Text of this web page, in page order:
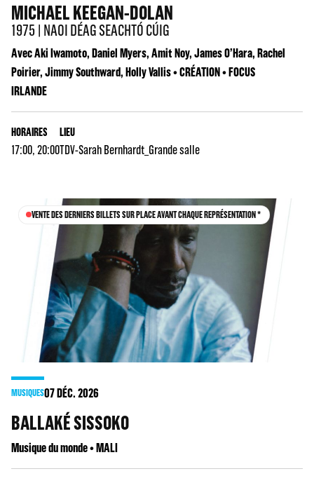
MICHAEL KEEGAN-DOLAN
1975 | NAOI DÉAG SEACHTÓ CÚIG
Avec Aki Iwamoto, Daniel Myers, Amit Noy, James O’Hara, Rachel
Poirier, Jimmy Southward, Holly Vallis • CRÉATION • FOCUS
IRLANDE
HORAIRES
17:00, 20:00
LIEU
TDV-Sarah Bernhardt_Grande salle
VENTE DES DERNIERS BILLETS SUR PLACE AVANT CHAQUE REPRÉSENTATION *
MUSIQUES07DÉC. 2026
BALLAKÉ SISSOKO
Musique du monde • MALI